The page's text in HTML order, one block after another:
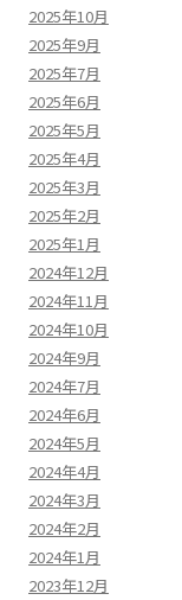
2025年10月
2025年9月
2025年7月
2025年6月
2025年5月
2025年4月
2025年3月
2025年2月
2025年1月
2024年12月
2024年11月
2024年10月
2024年9月
2024年7月
2024年6月
2024年5月
2024年4月
2024年3月
2024年2月
2024年1月
2023年12月